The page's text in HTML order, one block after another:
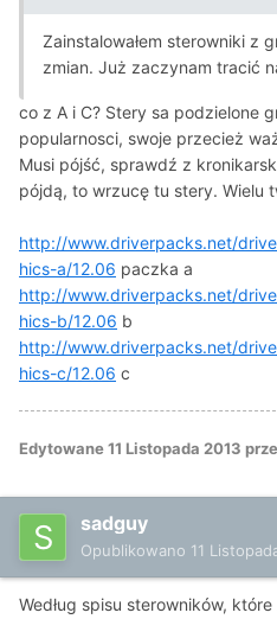
Zainstalowałem sterowniki z
zmian. Już zaczynam tracić
co z A i C? Stery sa podzielone
popularnosci, swoje przecież
Musi pójść, sprawdź z
pójdą, to wrzucę tu stery. Wielu
http://www.driverpacks.net/
hics-a/12.06 paczka a
http://www.driverpacks.net/
hics-b/12.06 b
http://www.driverpacks.net/
hics-c/12.06 c
Edytowane11 Listopada 2013
sadguy
Opublikowano 11
Według spisu sterowników,